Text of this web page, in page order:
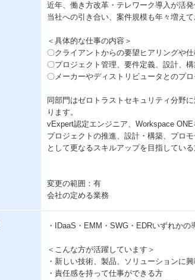
近年、働き方改革・テレワーク導入が活
当社への引き合い、案件規模も年々増え
＜具体的な仕事の内容＞
〇クライアントからの要望ヒアリングや
〇プロジェクト管理、要件定義、設計、
〇メーカーやディストリビュータとのプ
同部門はゼロトラストセキュリティ分野
ります。
vExpert認定エンジニア、Workspace
プロジェクトの推進、設計・構築、プロ
として更なるスキルアップを目指している
変更の範囲：有
会社の定める業務
・IDaaS・EMM・SWG・EDRいずれかの
＜こんな方が活躍しています＞
・新しい技術、製品、ソリューションに
・責任感を持って仕事ができる方